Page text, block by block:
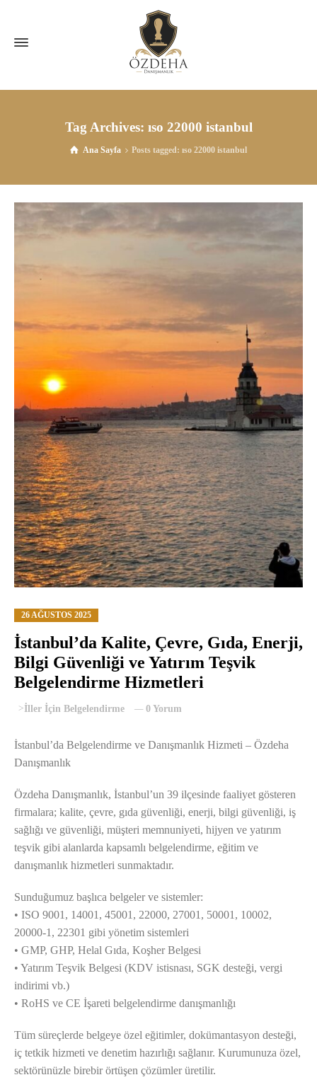
Tag Archives: ıso 22000 istanbul
Ana Sayfa Posts tagged: ıso 22000 istanbul
26 AĞUSTOS 2025
İstanbul’da Kalite, Çevre, Gıda, Enerji,
Bilgi Güvenliği ve Yatırım Teşvik
Belgelendirme Hizmetleri
>İller İçin Belgelendirme 0 Yorum
İstanbul’da Belgelendirme ve Danışmanlık Hizmeti – Özdeha
Danışmanlık
Özdeha Danışmanlık, İstanbul’un 39 ilçesinde faaliyet gösteren
firmalara; kalite, çevre, gıda güvenliği, enerji, bilgi güvenliği, iş
sağlığı ve güvenliği, müşteri memnuniyeti, hijyen ve yatırım
teşvik gibi alanlarda kapsamlı belgelendirme, eğitim ve
danışmanlık hizmetleri sunmaktadır.
Sunduğumuz başlıca belgeler ve sistemler:
• ISO 9001, 14001, 45001, 22000, 27001, 50001, 10002,
20000-1, 22301 gibi yönetim sistemleri
• GMP, GHP, Helal Gıda, Koşher Belgesi
• Yatırım Teşvik Belgesi (KDV istisnası, SGK desteği, vergi
indirimi vb.)
• RoHS ve CE İşareti belgelendirme danışmanlığı
Tüm süreçlerde belgeye özel eğitimler, dokümantasyon desteği,
iç tetkik hizmeti ve denetim hazırlığı sağlanır. Kurumunuza özel,
sektörünüzle birebir örtüşen çözümler üretilir.